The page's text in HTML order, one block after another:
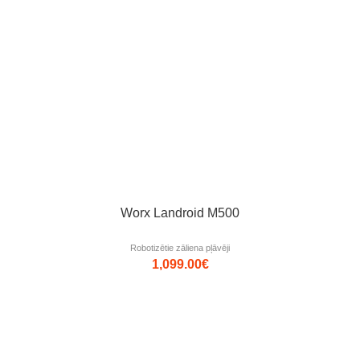
Worx Landroid M500
Robotizētie zāliena pļāvēji
1,099.00€